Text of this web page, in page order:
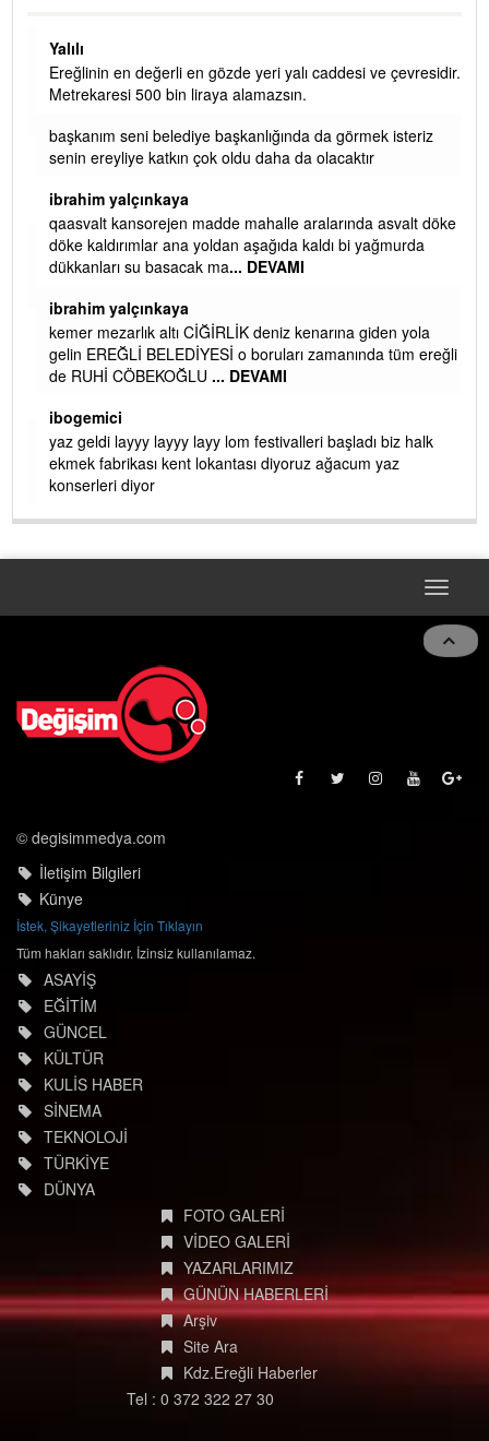
Yalılı
Ereğlinin en değerli en gözde yeri yalı caddesi ve çevresidir.
Metrekaresi 500 bin liraya alamazsın.
başkanım seni belediye başkanlığında da görmek isteriz
senin ereyliye katkın çok oldu daha da olacaktır
ibrahim yalçınkaya
qaasvalt kansorejen madde mahalle aralarında asvalt döke
döke kaldırımlar ana yoldan aşağıda kaldı bi yağmurda
dükkanları su basacak ma... DEVAMI
ibrahim yalçınkaya
kemer mezarlık altı CİĞİRLİK deniz kenarına giden yola
gelin EREĞLİ BELEDİYESİ o boruları zamanında tüm ereğli
de RUHİ CÖBEKOĞLU... DEVAMI
ibogemici
yaz geldi layyy layyy layy lom festivalleri başladı biz halk
ekmek fabrikası kent lokantası diyoruz ağacum yaz
konserleri diyor
Toggle
© degisimmedya.com
İletişim Bilgileri
Künye
İstek, Şikayetleriniz İçin Tıklayın
Tüm hakları saklıdır. İzinsiz kullanılamaz.
ASAYİŞ
EĞİTİM
GÜNCEL
KÜLTÜR
KULİS HABER
SİNEMA
TEKNOLOJİ
TÜRKİYE
DÜNYA
FOTO GALERİ
VİDEO GALERİ
YAZARLARIMIZ
GÜNÜN HABERLERİ
Arşiv
Site Ara
Kdz.Ereğli Haberler
Tel : 0 372 322 27 30